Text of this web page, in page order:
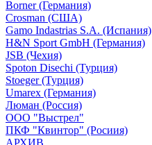
Borner (Германия)
Crosman (США)
Gamo Indastrias S.A. (Испания)
H&N Sport GmbH (Германия)
JSB (Чехия)
Spoton Disechi (Турция)
Stoeger (Турция)
Umarex (Германия)
Люман (Россия)
ООО "Выстрел"
ПКФ "Квинтор" (Росиия)
АРХИВ